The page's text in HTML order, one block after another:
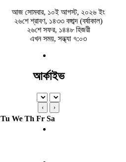
আজ সোমবার, ১০ই আগস্ট, ২০২৬ ইং
২৬শে শ্রাবণ, ১৪৩৩ বঙ্গাব্দ (বর্ষাকাল)
২৬শে সফর, ১৪৪৮ হিজরী
এখন সময়, সন্ধ্যা ৭:০৩
আর্কাইভ
‹ ›
Tu We Th Fr Sa